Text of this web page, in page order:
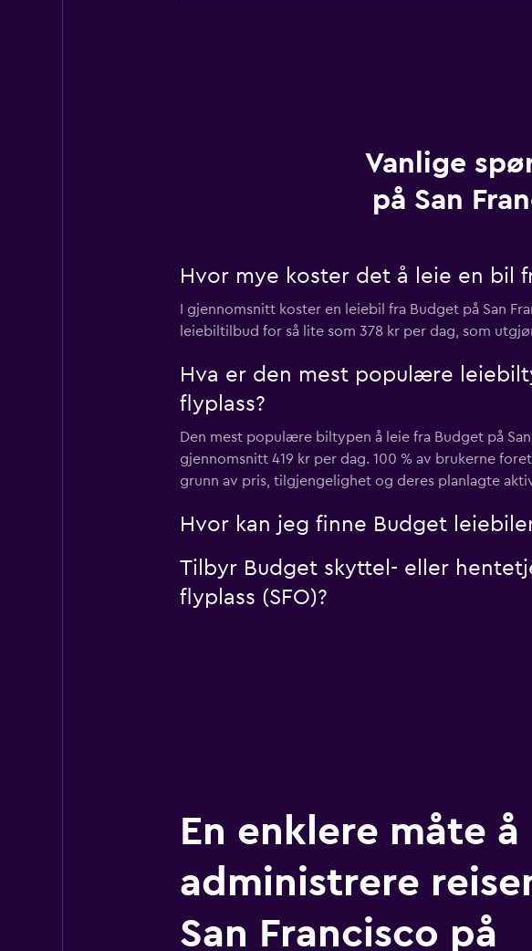
Vanlige
på San
Hvor mye koster det å leie en bil
I gjennomsnitt koster en leiebil fra Budget på San
leiebiltilbud for så lite som 378 kr per dag, som
Hva er den mest populære
flyplass?
Den mest populære biltypen å leie fra Budget på
gjennomsnitt 419 kr per dag. 100 % av brukerne
grunn av pris, tilgjengelighet og deres planlagte
Hvor kan jeg finne Budget
Tilbyr Budget skyttel- eller
flyplass (SFO)?
En enklere måte å
administrere
San Francisco på